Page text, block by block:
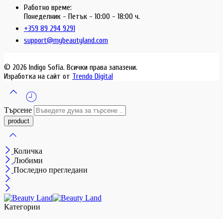
Работно време:
Понеделник - Петък - 10:00 - 18:00 ч.
+359 89 294 9291
support@mybeautyland.com
© 2026 Indigo Sofia. Всички права запазени.
Изработка на сайт от Trendo Digital
Търсене
Количка
Любими
Последно прегледани
Категории